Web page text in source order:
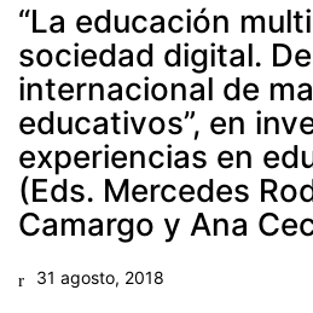
“La educación
sociedad digital.
internacional de
educativos”, en
experiencias en
(Eds. Mercedes
Camargo y Ana
31 agosto, 2018